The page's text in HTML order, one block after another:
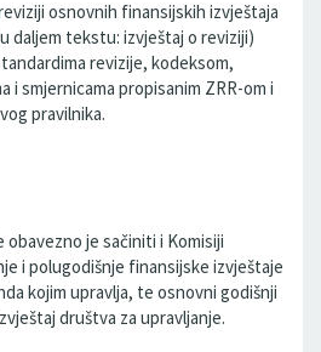
osnovnih finansijskih izvještaja
daljem tekstu: izvještaj o reviziji)
revizije, kodeksom,
i smjernicama propisanim ZRR-om i
pravilnika.
obavezno je sačiniti i Komisiji
i polugodišnje finansijske izvještaje
kojim upravlja, te osnovni godišnji
društva za upravljanje.